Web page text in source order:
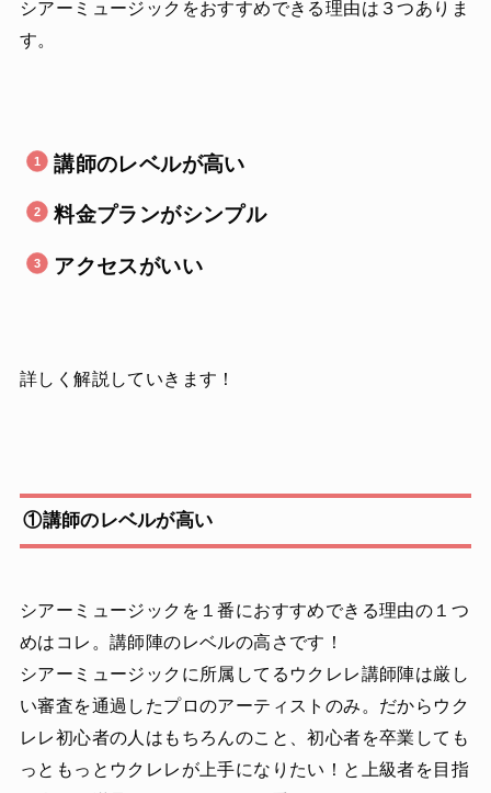
シアーミュージックをおすすめできる理由は３つありま
す。
講師のレベルが高い
料金プランがシンプル
アクセスがいい
詳しく解説していきます！
①講師のレベルが高い
シアーミュージックを１番におすすめできる理由の１つ
めはコレ。講師陣のレベルの高さです！
シアーミュージックに所属してるウクレレ講師陣は厳し
い審査を通過したプロのアーティストのみ。だからウク
レレ初心者の人はもちろんのこと、初心者を卒業しても
っともっとウクレレが上手になりたい！と上級者を目指